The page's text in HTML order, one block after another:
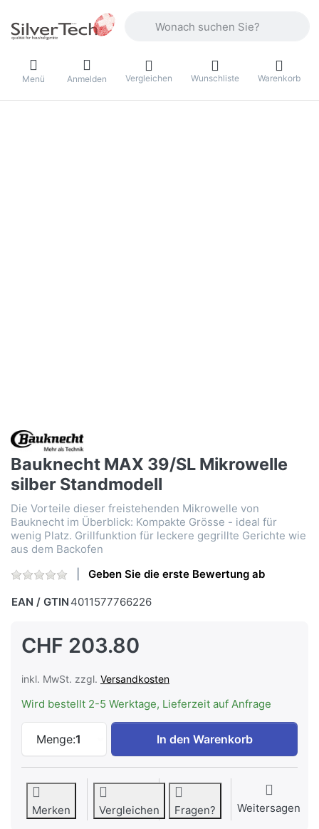
Menü Anmelden Vergleichen Wunschliste Warenkorb
Bauknecht MAX 39/SL Mikrowelle
silber Standmodell
Die Vorteile dieser freistehenden Mikrowelle von
Bauknecht im Überblick: Kompakte Grösse - ideal für
wenig Platz. Grillfunktion für leckere gegrillte Gerichte wie
aus dem Backofen
Geben Sie die erste Bewertung ab
EAN / GTIN 4011577766226
CHF 203.80
inkl. MwSt. zzgl. Versandkosten
Wird bestellt 2-5 Werktage, Lieferzeit auf Anfrage
Menge:1
Bauknecht MAX 39/SL Mikrowelle silber
In den Warenkorb
Merken Vergleichen Fragen? Weitersagen